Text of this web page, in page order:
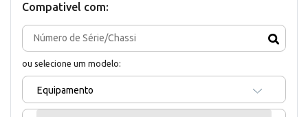
Compativel com:
ou selecione um modelo:
Equipamento